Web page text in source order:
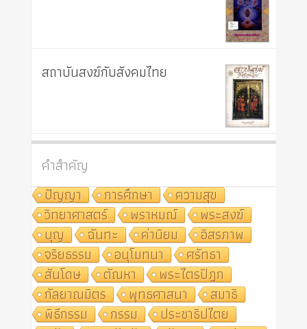
สถาบันสงฆ์กับสังคมไทย
คำสำคัญ
ปัญญา
การศึกษา
ความสุข
วิทยาศาสตร์
พราหมณ์
พระสงฆ์
บุญ
ฉันทะ ค่านิยม
อิสรภาพ
จริยธรรม
อนุโมทนา
ศรัทธา
สันโดษ
ตัณหา
พระไตรปิฎก
กัลยาณมิตร
พุทธศาสนา
สมาธิ
พิธีกรรม
กรรม
ประชาธิปไตย